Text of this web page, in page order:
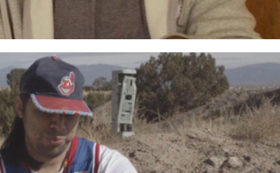
COMMODITY